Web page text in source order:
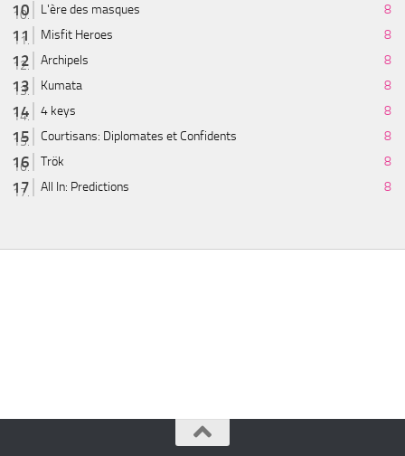
L'ère des masques
8
Misfit Heroes
8
Archipels
8
Kumata
8
4 keys
8
Courtisans: Diplomates et Confidents
8
Trök
8
All In: Predictions
8